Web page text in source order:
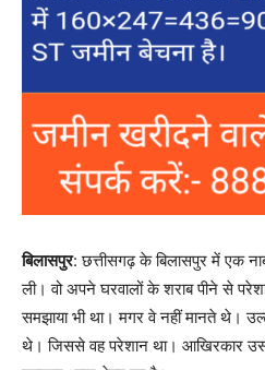
बिलासपुर: छत्तीसगढ़ के बिलासपुर में एक
ली। वो अपने घरवालों के शराब पीने से
समझाया भी था। मगर वे नहीं मानते थे।
थे। जिससे वह परेशान था। आखिरकार